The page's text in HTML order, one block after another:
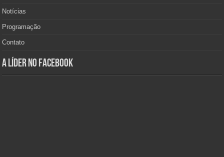
Notícias
Programação
Contato
A Líder no Facebook